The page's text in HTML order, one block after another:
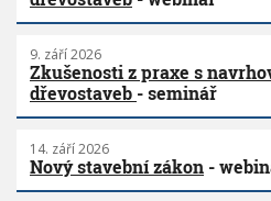
9. září 2026
Zkušenosti z praxe s
dřevostaveb - seminář
14. září 2026
Nový stavební zákon -